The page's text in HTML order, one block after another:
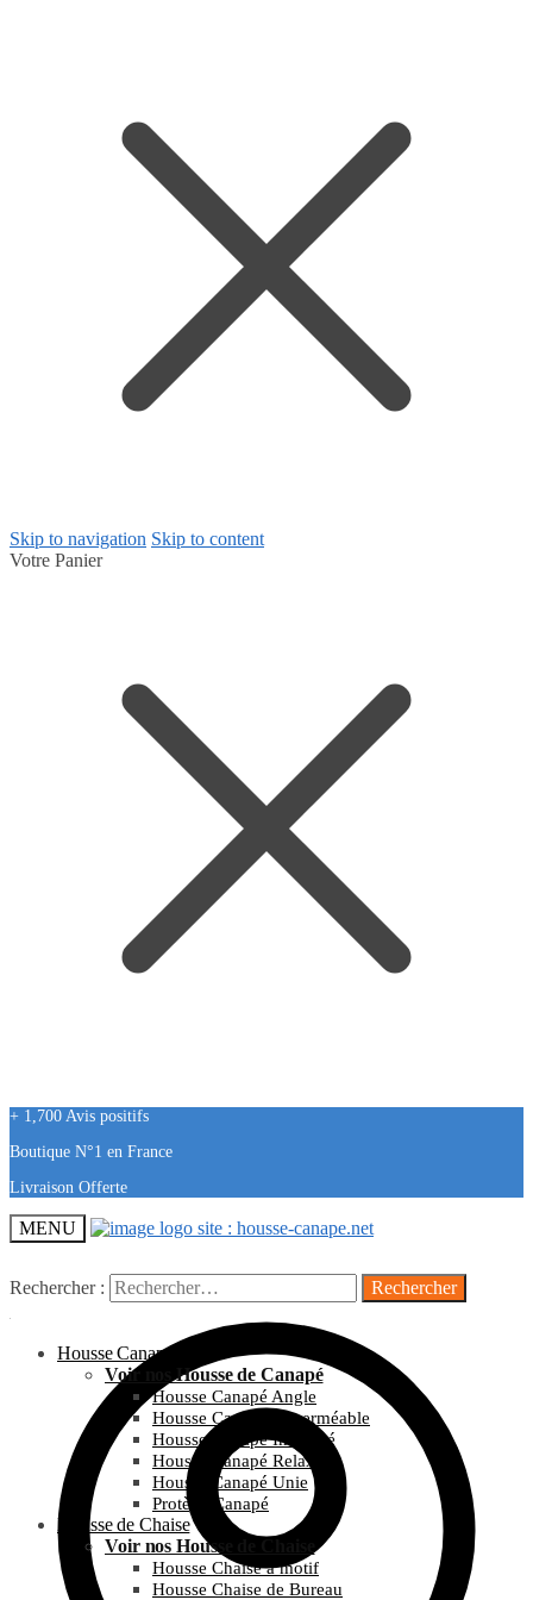
Skip to navigation Skip to content
Votre Panier
+ 1,700 Avis positifs
Boutique N°1 en France
Livraison Offerte
MENU
Rechercher :
Housse Canapé
Voir nos Housse de Canapé
Housse Canapé Angle
Housse Canapé Imperméable
Housse Canapé Imprimé
Housse Canapé Relax
Housse Canapé Unie
Protège Canapé
Housse de Chaise
Voir nos Housse de Chaise
Housse Chaise à motif
Housse Chaise de Bureau